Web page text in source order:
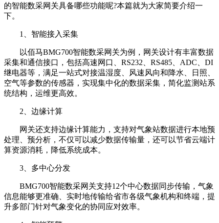
的智能数采网关具备哪些功能呢?本篇就为大家简要介绍一
下。
1、智能接入采集
以佰马BMG700智能数采网关为例，网关设计有丰富数据
采集和通信接口，包括高速网口、RS232、RS485、ADC、DI
继电器等，满足一站式对接温湿度、风速风向和降水、日照、
空气等参数的传感器，实现集中化的数据采集，简化监测站系
统结构，运维更高效。
2、边缘计算
网关还支持边缘计算能力，支持对气象站数据进行本地预
处理、预分析，不仅可以减少数据传输量，还可以节省云端计
算资源消耗，降低系统成本。
3、多中心分发
BMG700智能数采网关支持12个中心数据同步传输，气象
信息能够更准确、实时地传输给省市各级气象机构和终端，提
升多部门针对气象变化的协同应对效率。